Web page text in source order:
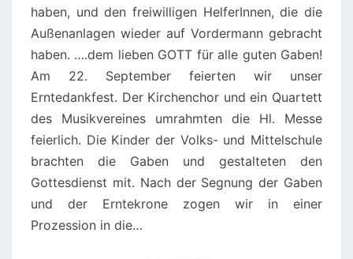
haben, und den freiwilligen HelferInnen, die die
Außenanlagen wieder auf Vordermann gebracht
haben. ….dem lieben GOTT für alle guten Gaben!
Am 22. September feierten wir unser
Erntedankfest. Der Kirchenchor und ein Quartett
des Musikvereines umrahmten die Hl. Messe
feierlich. Die Kinder der Volks- und Mittelschule
brachten die Gaben und gestalteten den
Gottesdienst mit. Nach der Segnung der Gaben
und der Erntekrone zogen wir in einer
Prozession in die…